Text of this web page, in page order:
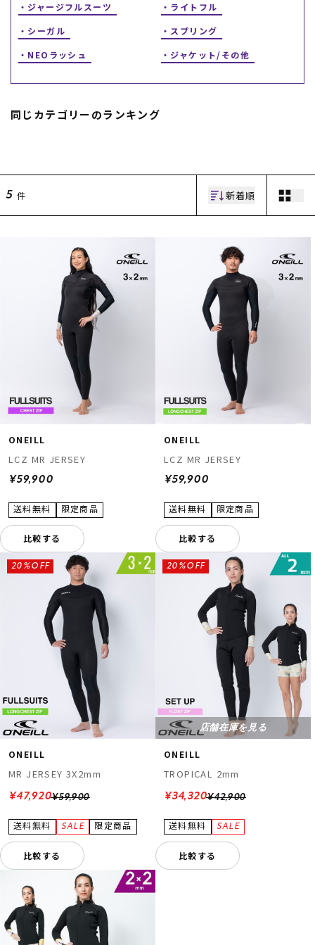
ジャージフルスーツ
ライトフル
シーガル
スプリング
NEOラッシュ
ジャケット/その他
同じカテゴリーのランキング
5 件 新着順
ONEILL
LCZ MR JERSEY
¥59,900
比較する
ONEILL
LCZ MR JERSEY
¥59,900
比較する
ONEILL
MR JERSEY 3X2mm
¥59,900
20%OFF
¥47,920
比較する
店舗在庫を見る
ONEILL
TROPICAL 2mm
¥42,900
20%OFF
¥34,320
比較する